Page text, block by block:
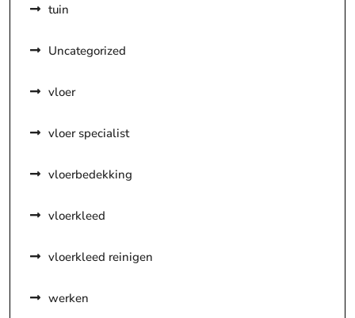
tuin
Uncategorized
vloer
vloer specialist
vloerbedekking
vloerkleed
vloerkleed reinigen
werken